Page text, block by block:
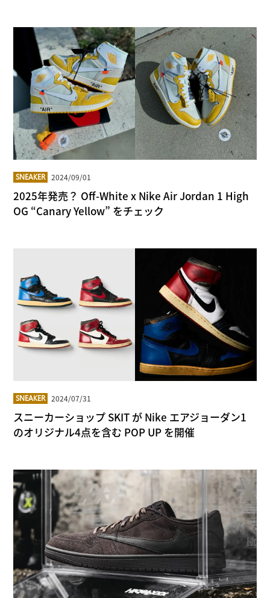
SNEAKER 2024/09/01
2025年発売？ Off-White x Nike Air Jordan 1 High
OG “Canary Yellow” をチェック
SNEAKER 2024/07/31
スニーカーショップ SKIT が Nike エアジョーダン1
のオリジナル4点を含む POP UP を開催